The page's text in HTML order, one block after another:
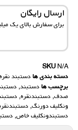
ارسال رایگان
برای سفارش‌ بالای یک
SKU N/A
دسته بندی ها دستبند
برچسب ها دستبند,
صدف, دستبندنقره,
ونکلیف دورنگ,
دستبندونکلیف خاص,